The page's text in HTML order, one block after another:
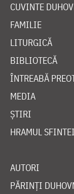
CUVINTE
FAMILIE
LITURGICĂ
BIBLIOTECĂ
ÎNTREABĂ
MEDIA
ȘTIRI
HRAMUL
AUTORI
PĂRINȚI